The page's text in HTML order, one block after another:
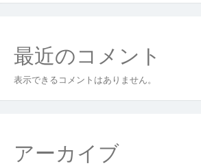
と
安
心
最近のコメント
表示できるコメントはありません。
アーカイブ